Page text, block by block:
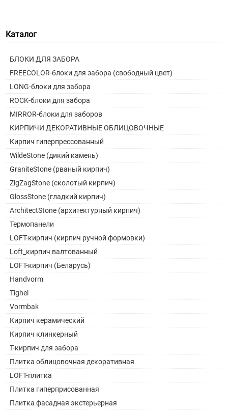
Каталог
БЛОКИ ДЛЯ ЗАБОРА
FREECOLOR-блоки для забора (свободный цвет)
LONG-блоки для забора
ROCK-блоки для забора
MIRROR-блоки для заборов
КИРПИЧИ ДЕКОРАТИВНЫЕ ОБЛИЦОВОЧНЫЕ
Кирпич гиперпрессованный
WildeStone (дикий камень)
GraniteStone (рваный кирпич)
ZigZagStone (сколотый кирпич)
GlossStone (гладкий кирпич)
ArchitectStone (архитектурный кирпич)
Термопанели
LOFT-кирпич (кирпич ручной формовки)
Loft_кирпич валтованный
LOFT-кирпич (Беларусь)
Handvorm
Tighel
Vormbak
Кирпич керамический
Кирпич клинкерный
Т-кирпич для забора
Плитка облицовочная декоративная
LOFT-плитка
Плитка гиперприсованная
Плитка фасадная экстерьерная